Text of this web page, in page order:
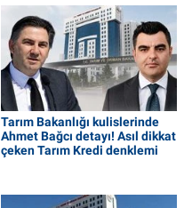
Tarım Bakanlığı kulislerinde
Ahmet Bağcı detayı! Asıl dikkat
çeken Tarım Kredi denklemi